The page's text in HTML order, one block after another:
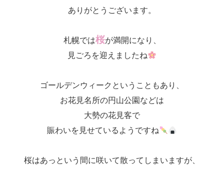
ありがとうございます。
札幌では桜が満開になり、
見ごろを迎えましたね
ゴールデンウィークということもあり、
お花見名所の円山公園などは
大勢の花見客で
賑わいを見せているようですね
桜はあっという間に咲いて散ってしまいますが、